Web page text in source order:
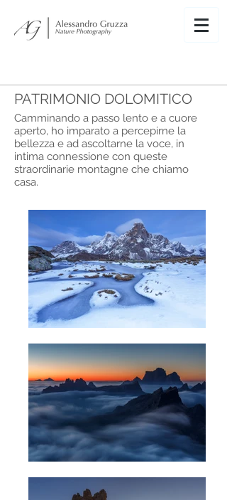
PATRIMONIO DOLOMITICO
Camminando a passo lento e a cuore
aperto, ho imparato a percepirne la
bellezza e ad ascoltarne la voce, in
intima connessione con queste
straordinarie montagne che chiamo
casa.